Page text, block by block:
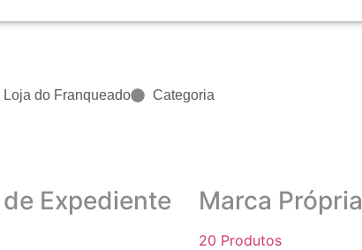
Loja do Franqueado Categoria
Expediente Marca Própria
20 Produtos